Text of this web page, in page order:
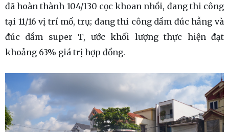
đã hoàn thành 104/130 cọc khoan nhồi, đang thi công
tại 11/16 vị trí mố, trụ; đang thi công dầm đúc hẫng và
đúc dầm super T, ước khối lượng thực hiện đạt
khoảng 63% giá trị hợp đồng.